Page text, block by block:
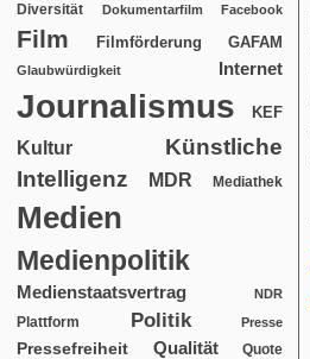
Diversität Dokumentarfilm Facebook
Film Filmförderung GAFAM
Glaubwürdigkeit Internet
Journalismus KEF
Kultur
Künstliche
Intelligenz
MDR Mediathek
Medien
Medienpolitik
Medienstaatsvertrag NDR
Plattform Politik Presse
Pressefreiheit Qualität Quote